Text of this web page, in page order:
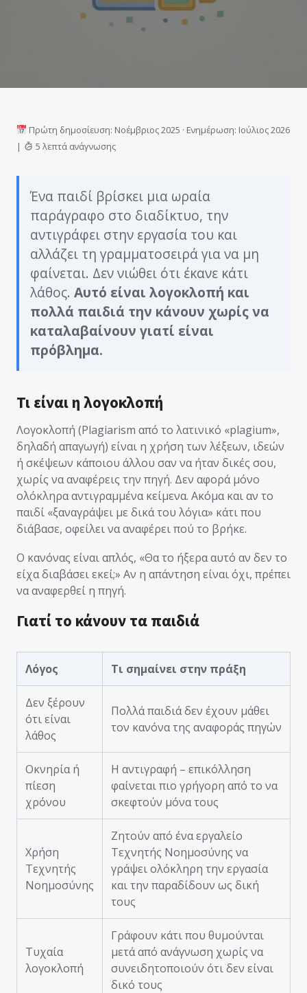
Πρώτη δημοσίευση: Νοέμβριος 2025 · Ενημέρωση: Ιούλιος 2026
|
5 λεπτά ανάγνωσης
Ένα παιδί βρίσκει μια ωραία
παράγραφο στο διαδίκτυο, την
αντιγράφει στην εργασία του και
αλλάζει τη γραμματοσειρά για να μη
φαίνεται. Δεν νιώθει ότι έκανε κάτι
λάθος. Αυτό είναι λογοκλοπή και
πολλά παιδιά την κάνουν χωρίς να
καταλαβαίνουν γιατί είναι
πρόβλημα.
Τι είναι η λογοκλοπή
Λογοκλοπή (Plagiarism από το λατινικό «plagium»,
δηλαδή απαγωγή) είναι η χρήση των λέξεων, ιδεών
ή σκέψεων κάποιου άλλου σαν να ήταν δικές σου,
χωρίς να αναφέρεις την πηγή. Δεν αφορά μόνο
ολόκληρα αντιγραμμένα κείμενα. Ακόμα και αν το
παιδί «ξαναγράψει με δικά του λόγια» κάτι που
διάβασε, οφείλει να αναφέρει πού το βρήκε.
Ο κανόνας είναι απλός, «Θα το ήξερα αυτό αν δεν το
είχα διαβάσει εκεί;» Αν η απάντηση είναι όχι, πρέπει
να αναφερθεί η πηγή.
Γιατί το κάνουν τα παιδιά
Λόγος Τι σημαίνει στην πράξη
Δεν ξέρουν
ότι είναι
λάθος
Πολλά παιδιά δεν έχουν μάθει
τον κανόνα της αναφοράς πηγών
Οκνηρία ή
πίεση
χρόνου
Η αντιγραφή – επικόλληση
φαίνεται πιο γρήγορη από το να
σκεφτούν μόνα τους
Χρήση
Τεχνητής
Νοημοσύνης
Ζητούν από ένα εργαλείο
Τεχνητής Νοημοσύνης να
γράψει ολόκληρη την εργασία
και την παραδίδουν ως δική
τους
Τυχαία
λογοκλοπή
Γράφουν κάτι που θυμούνται
μετά από ανάγνωση χωρίς να
συνειδητοποιούν ότι δεν είναι
δικό τους